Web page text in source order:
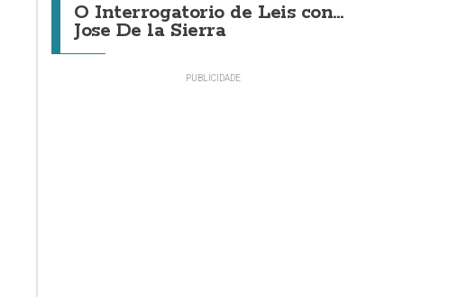
O Interrogatorio de Leis con...
Jose De la Sierra